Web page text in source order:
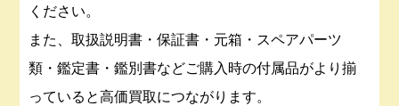
ください。
また、取扱説明書・保証書・元箱・スペアパーツ
類・鑑定書・鑑別書などご購入時の付属品がより揃
っていると高価買取につながります。